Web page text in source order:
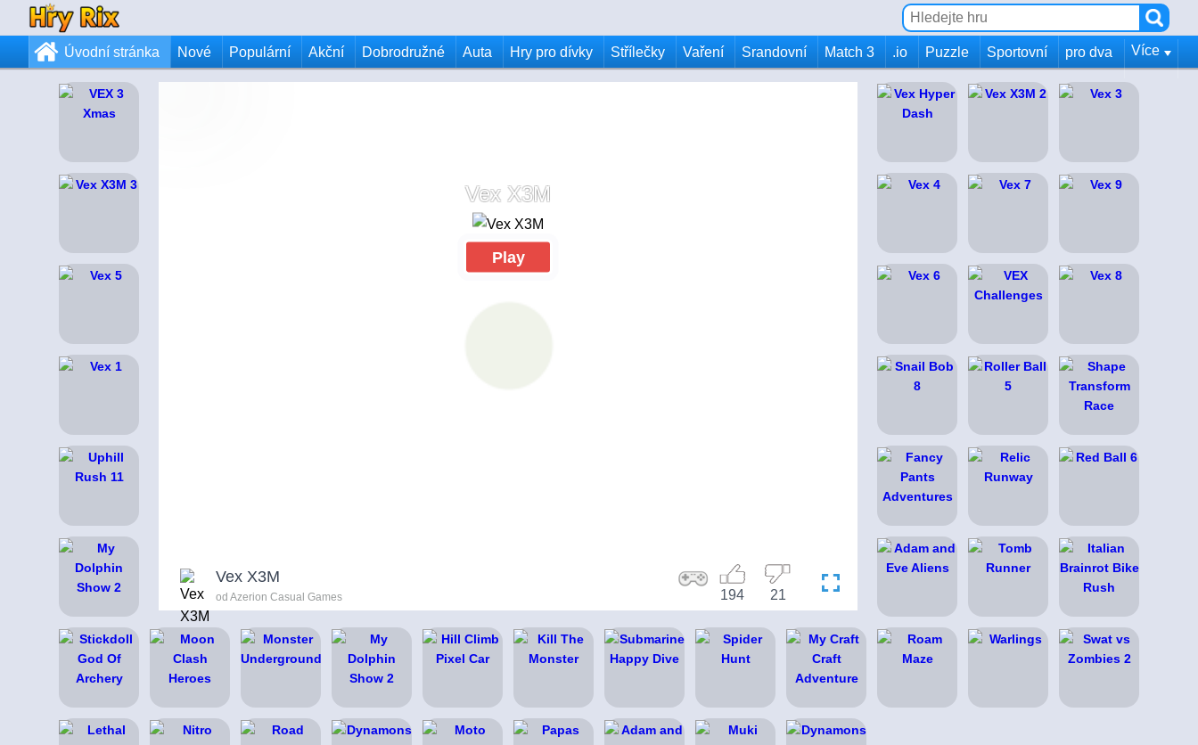
Úvodní stránka Nové Populární Akční Dobrodružné Auta Hry pro dívky Střílečky Vaření Srandovní Match 3 .io Puzzle Sportovní pro dva Více
Vex X3M
Play
Vex X3M
od Azerion Casual Games 21
194